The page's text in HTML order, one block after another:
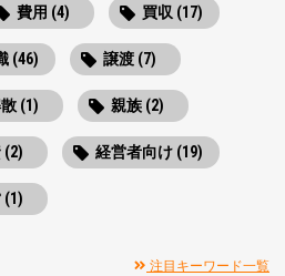
費用 (4) 買収 (17)
(46) 譲渡 (7)
(1) 親族 (2)
(2) 経営者向け (19)
(1)
注目キーワード一覧